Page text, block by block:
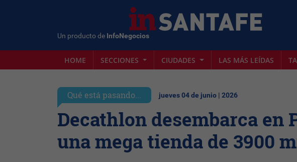
Un producto de InfoNegocios
HOME SECCIONES CIUDADES LAS MÁS LEÍDAS
Qué está pasando... jueves 04 de junio | 2026
Decathlon desembarca en
una mega tienda de 3900